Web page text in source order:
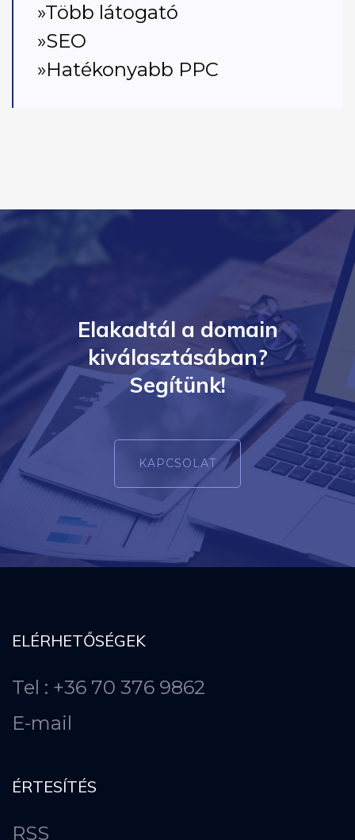
»Több látogató
»SEO
»Hatékonyabb PPC
Elakadtál a domain
kiválasztásában?
Segítünk!
KAPCSOLAT
ELÉRHETŐSÉGEK
Tel : +36 70 376 9862
E-mail
ÉRTESÍTÉS
RSS